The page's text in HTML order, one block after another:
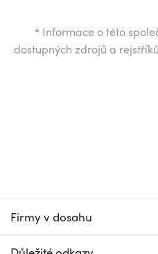
* Informace o této
dostupných zdrojů a
Firmy v dosahu